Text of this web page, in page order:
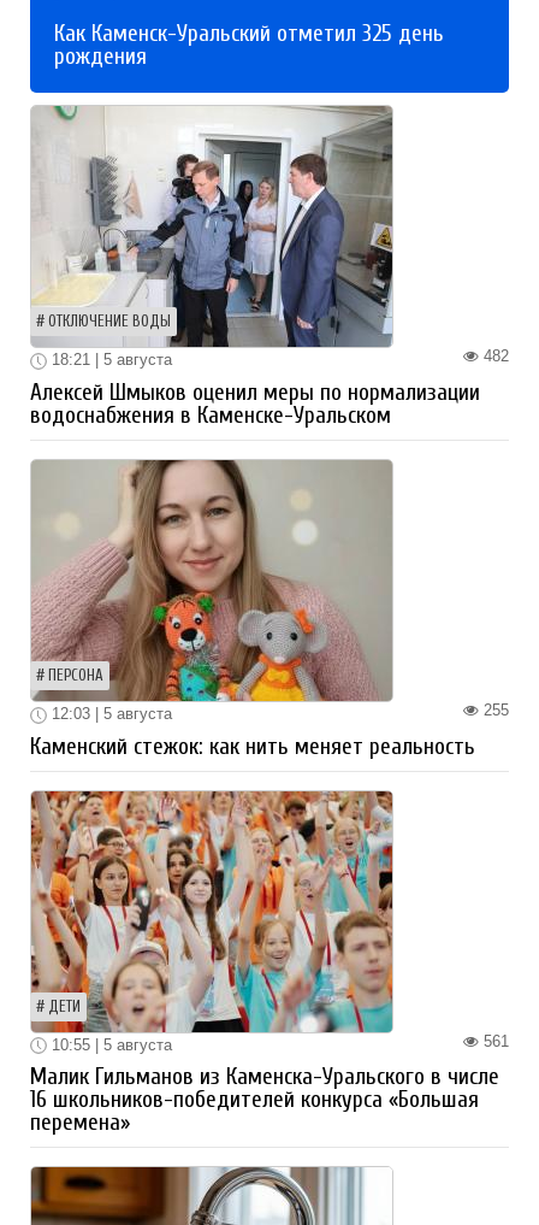
Как Каменск-Уральский отметил 325 день
рождения
ОТКЛЮЧЕНИЕ ВОДЫ
482
18:21 | 5 августа
Алексей Шмыков оценил меры по нормализации
водоснабжения в Каменске-Уральском
ПЕРСОНА
255
12:03 | 5 августа
Каменский стежок: как нить меняет реальность
ДЕТИ
561
10:55 | 5 августа
Малик Гильманов из Каменска-Уральского в числе
16 школьников-победителей конкурса «Большая
перемена»